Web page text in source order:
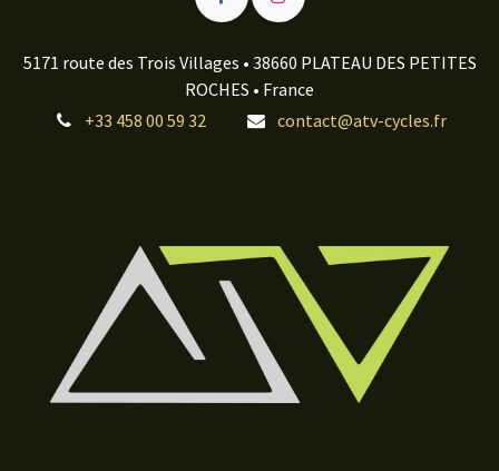
5171 route des Trois Villages • 38660 PLATEAU DES PETITES
ROCHES • France
+33 458 00 59 32
contact@atv-cycles.fr